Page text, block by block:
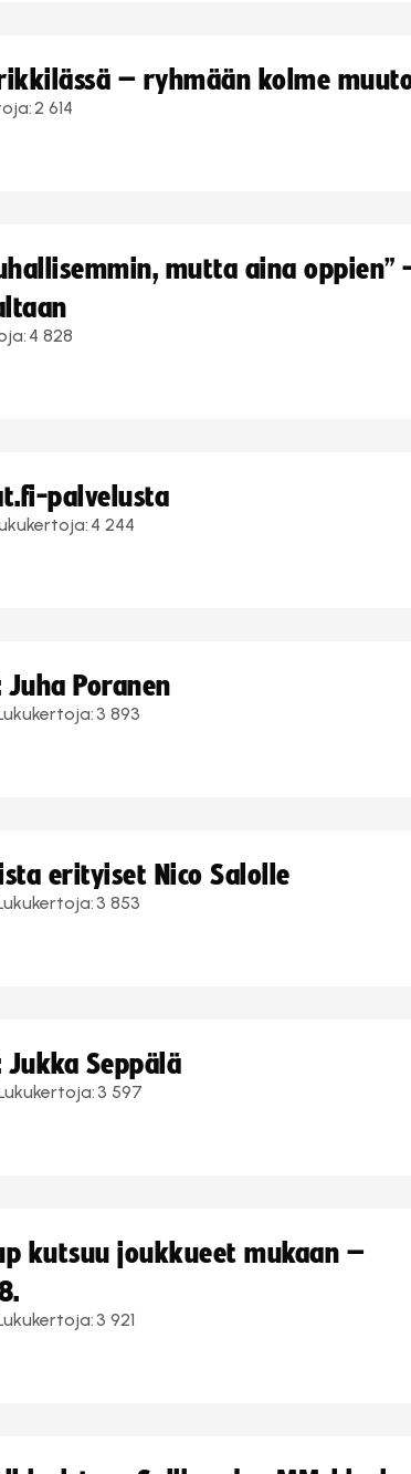
– ryhmään kolme
2 614
mutta aina oppien”
4 828
palvelusta
4 244
Poranen
3 893
erityiset Nico Salolle
3 853
Seppälä
3 597
kutsuu joukkueet mukaan –
3 921